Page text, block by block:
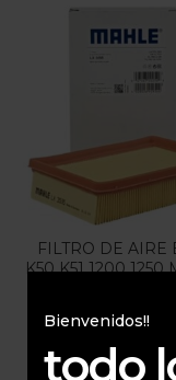
FILTRO DE AIRE
K50 K51 1200 1250
$105.000
Bienvenidos!!
todo